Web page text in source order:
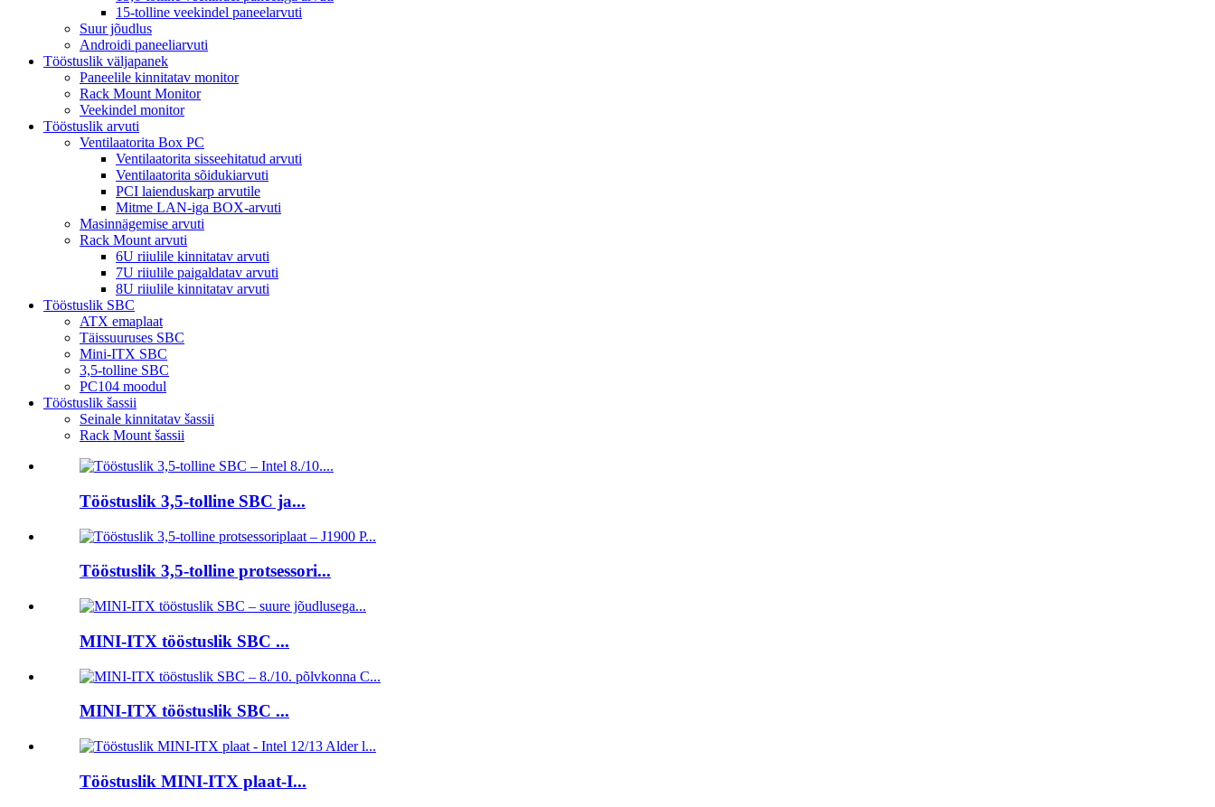
15-tolline veekindel paneelarvuti
Suur jõudlus
Androidi paneeliarvuti
Tööstuslik väljapanek
Paneelile kinnitatav monitor
Rack Mount Monitor
Veekindel monitor
Tööstuslik arvuti
Ventilaatorita Box PC
Ventilaatorita sisseehitatud arvuti
Ventilaatorita sõidukiarvuti
PCI laienduskarp arvutile
Mitme LAN-iga BOX-arvuti
Masinnägemise arvuti
Rack Mount arvuti
6U riiulile kinnitatav arvuti
7U riiulile paigaldatav arvuti
8U riiulile kinnitatav arvuti
Tööstuslik SBC
ATX emaplaat
Täissuuruses SBC
Mini-ITX SBC
3,5-tolline SBC
PC104 moodul
Tööstuslik šassii
Seinale kinnitatav šassii
Rack Mount šassii
Tööstuslik 3,5-tolline SBC ja...
Tööstuslik 3,5-tolline protsessori...
MINI-ITX tööstuslik SBC ...
MINI-ITX tööstuslik SBC ...
Tööstuslik MINI-ITX plaat-I...